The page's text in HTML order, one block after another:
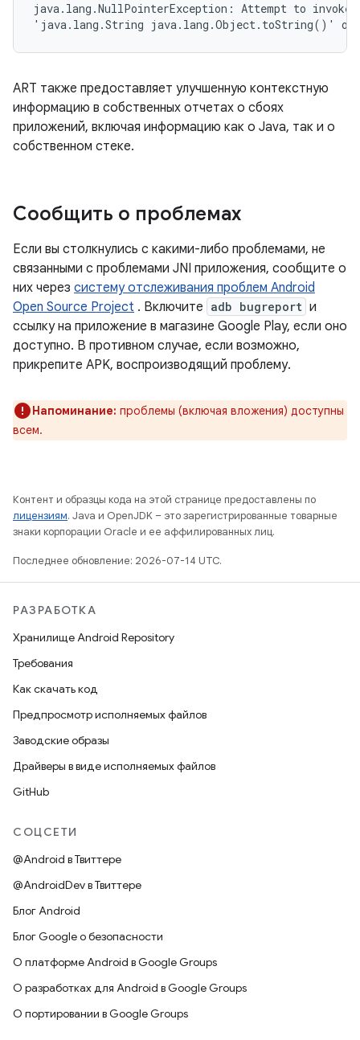
java.lang.NullPointerException: Attempt to invoke
'java.lang.String java.lang.Object.toString()' on
ART также предоставляет улучшенную контекстную
информацию в собственных отчетах о сбоях
приложений, включая информацию как о Java, так и о
собственном стеке.
Сообщить о проблемах
Если вы столкнулись с какими-либо проблемами, не
связанными с проблемами JNI приложения, сообщите о
них через систему отслеживания проблем Android
Open Source Project . Включите adb bugreport и
ссылку на приложение в магазине Google Play, если оно
доступно. В противном случае, если возможно,
прикрепите APK, воспроизводящий проблему.
Напоминание: проблемы (включая вложения) доступны
всем.
Контент и образцы кода на этой странице предоставлены по
лицензиям. Java и OpenJDK – это зарегистрированные товарные
знаки корпорации Oracle и ее аффилированных лиц.
Последнее обновление: 2026-07-14 UTC.
РАЗРАБОТКА
Хранилище Android Repository
Требования
Как скачать код
Предпросмотр исполняемых файлов
Заводские образы
Драйверы в виде исполняемых файлов
GitHub
СОЦСЕТИ
@Android в Твиттере
@AndroidDev в Твиттере
Блог Android
Блог Google о безопасности
О платформе Android в Google Groups
О разработках для Android в Google Groups
О портировании в Google Groups